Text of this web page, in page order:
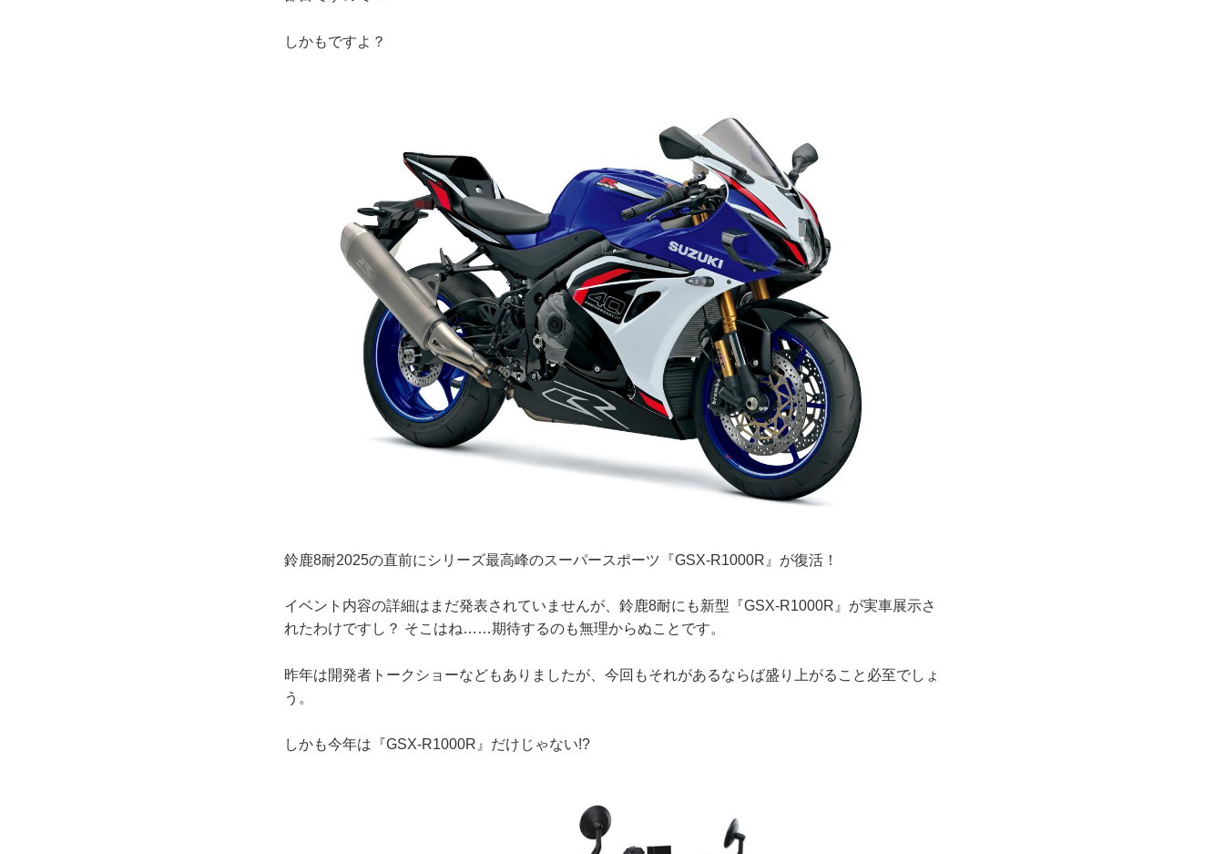
しかもですよ？
鈴鹿8耐2025の直前にシリーズ最高峰のスーパースポーツ『GSX-R1000R』が復活！
イベント内容の詳細はまだ発表されていませんが、鈴鹿8耐にも新型『GSX-R1000R』が実車展示さ
れたわけですし？ そこはね……期待するのも無理からぬことです。
昨年は開発者トークショーなどもありましたが、今回もそれがあるならば盛り上がること必至でしょ
う。
しかも今年は『GSX-R1000R』だけじゃない!?